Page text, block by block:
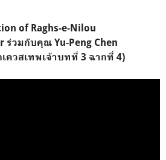
of Raghs-e-Nilou
ร่วมกับคุณ Yu-Peng Chen
เควสเทพเจ้าบทที่ 3 ฉากที่ 4)